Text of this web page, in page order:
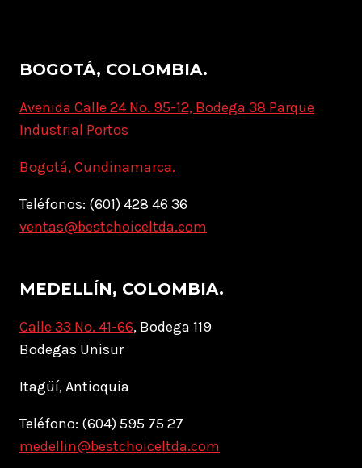
BOGOTÁ, COLOMBIA.
Avenida Calle 24 No. 95-12, Bodega 38 Parque
Industrial Portos
Bogotá, Cundinamarca.
Teléfonos: (601) 428 46 36
ventas@bestchoiceltda.com
MEDELLÍN, COLOMBIA.
Calle 33 No. 41-66, Bodega 119
Bodegas Unisur
Itagüí, Antioquia
Teléfono: (604) 595 75 27
medellin@bestchoiceltda.com